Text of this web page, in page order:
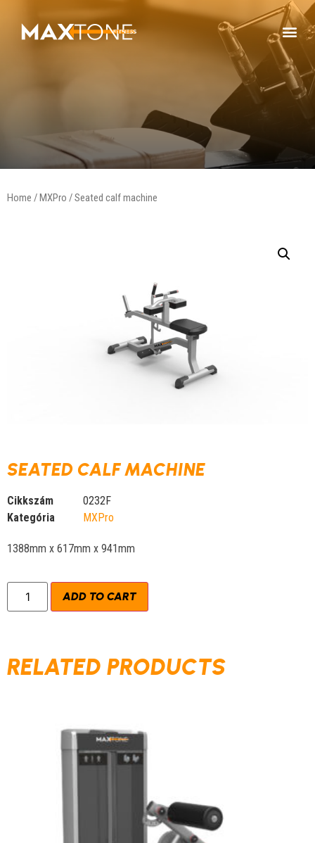
Home /MXPro / Seated calf machine
SEATED CALF MACHINE
Cikkszám
0232F
Kategória
MXPro
1388mm x 617mm x 941mm
ADD TO CART
RELATED PRODUCTS